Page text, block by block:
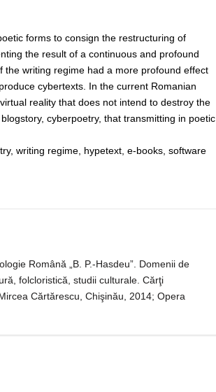
forms to consign the restructuring of
the result of a continuous and profound
writing regime had a more profound effect
cybertexts. In the current Romanian
reality that does not intend to destroy the
cyberpoetry, that transmitting in poetic
writing regime, hypetext, e-books, software
Română „B. P.-Hasdeu”. Domenii de
folcloristică, studii culturale. Cărţi
Cărtărescu, Chişinău, 2014; Opera